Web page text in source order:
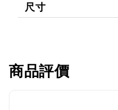
尺寸
商品評價